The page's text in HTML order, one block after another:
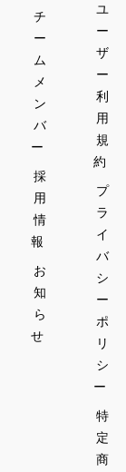
チ
ー
ム
メ
ン
バ
ー
採
用
情
報
お
知
ら
せ
ユ
ー
ザ
ー
利
用
規
約
プ
ラ
イ
バ
シ
ー
ポ
リ
シ
ー
特
定
商